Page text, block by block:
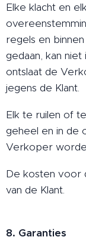
Elke klacht en
regels en
gedaan, kan
ontslaat de
jegens de Klant.
Elk te ruilen of
geheel en in de
Verkoper
De kosten voor
van de Klant.
8. Garanties